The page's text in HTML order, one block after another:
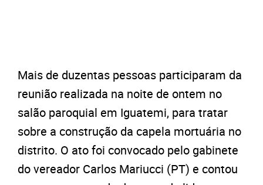
Mais de duzentas pessoas participaram da
reunião realizada na noite de ontem no
salão paroquial em Iguatemi, para tratar
sobre a construção da capela mortuária no
distrito. O ato foi convocado pelo gabinete
do vereador Carlos Mariucci (PT) e contou